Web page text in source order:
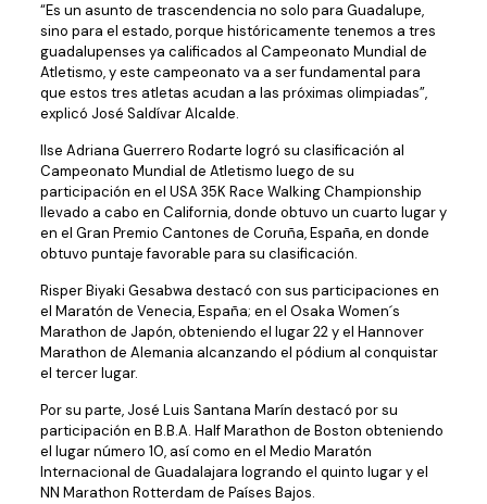
“Es un asunto de trascendencia no solo para Guadalupe,
sino para el estado, porque históricamente tenemos a tres
guadalupenses ya calificados al Campeonato Mundial de
Atletismo, y este campeonato va a ser fundamental para
que estos tres atletas acudan a las próximas olimpiadas”,
explicó José Saldívar Alcalde.
Ilse Adriana Guerrero Rodarte logró su clasificación al
Campeonato Mundial de Atletismo luego de su
participación en el USA 35K Race Walking Championship
llevado a cabo en California, donde obtuvo un cuarto lugar y
en el Gran Premio Cantones de Coruña, España, en donde
obtuvo puntaje favorable para su clasificación.
Risper Biyaki Gesabwa destacó con sus participaciones en
el Maratón de Venecia, España; en el Osaka Women´s
Marathon de Japón, obteniendo el lugar 22 y el Hannover
Marathon de Alemania alcanzando el pódium al conquistar
el tercer lugar.
Por su parte, José Luis Santana Marín destacó por su
participación en B.B.A. Half Marathon de Boston obteniendo
el lugar número 10, así como en el Medio Maratón
Internacional de Guadalajara logrando el quinto lugar y el
NN Marathon Rotterdam de Países Bajos.